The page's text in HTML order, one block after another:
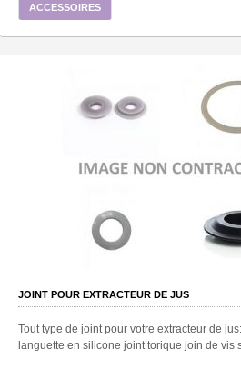
ACCESSOIRES
JOINT POUR EXTRACTEUR DE JUS
Tout type de joint pour votre extracteur de
languette en silicone joint torique join de vis